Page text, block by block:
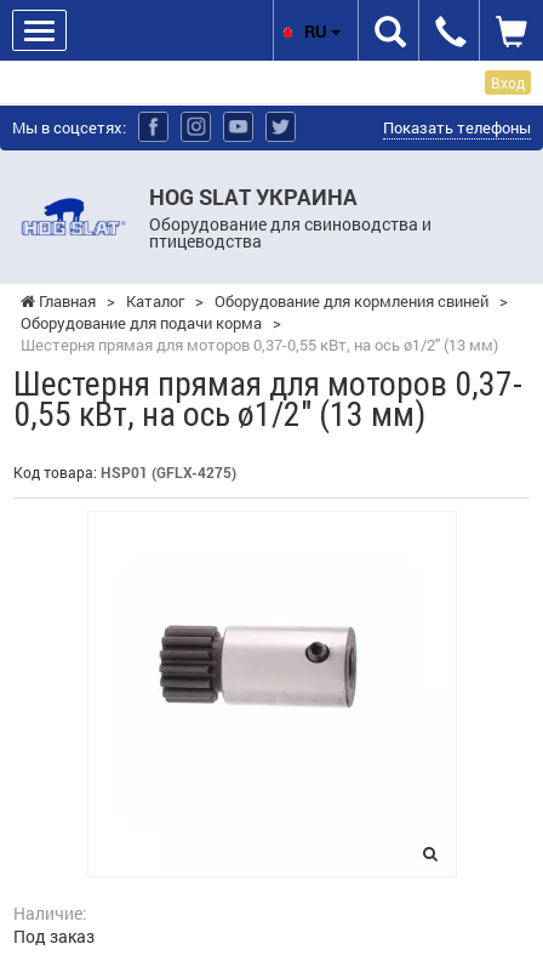
Вход
Мы в соцсетях: Показать телефоны
HOG SLAT УКРАИНА
Оборудование для свиноводства и
птицеводства
RU
Главная > Каталог > Оборудование для кормления свиней >
Оборудование для подачи корма >
Шестерня прямая для моторов 0,37-0,55 кВт, на ось ø1/2" (13 мм)
Шестерня прямая для моторов 0,37-
0,55 кВт, на ось ø1/2" (13 мм)
Код товара: HSP01 (GFLX-4275)
Наличие:
Под заказ